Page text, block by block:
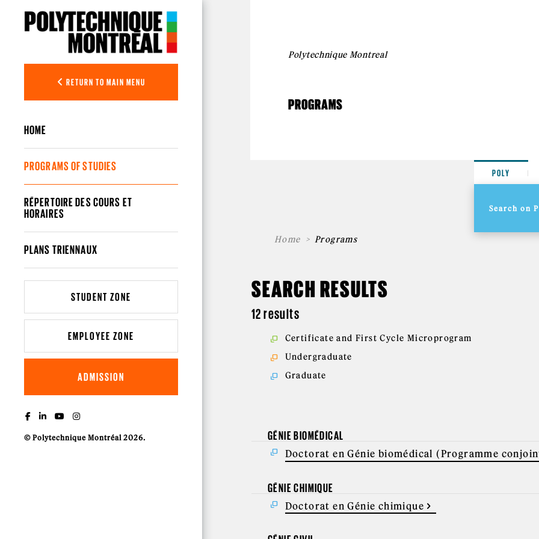
RETURN TO MAIN MENU
HOME
PROGRAMS OF STUDIES
RÉPERTOIRE DES COURS ET
HORAIRES
PLANS TRIENNAUX
STUDENT ZONE
EMPLOYEE ZONE
ADMISSION
© Polytechnique Montréal 2026.
Polytechnique Montreal
PROGRAMS
POLY
Home Programs
SEARCH RESULTS
12 results
Certificate and First Cycle Microprogram
Undergraduate
Graduate
GÉNIE BIOMÉDICAL
Doctorat en Génie biomédical (Programme
GÉNIE CHIMIQUE
Doctorat en Génie chimique